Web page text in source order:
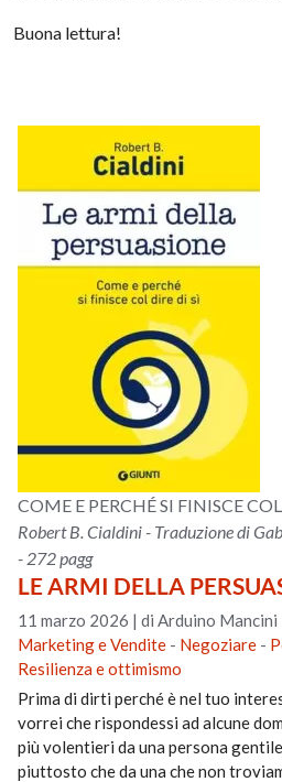
Buona lettura!
COME E PERCHÉ SI FINISCE
Robert B. Cialdini - Traduzione di
- 272 pagg
LE ARMI DELLA
11 marzo 2026 |di Arduino Mancini
Marketing e Vendite - Negoziare -
Resilienza e ottimismo
Prima di dirti perché è nel tuo
vorrei che rispondessi ad alcune
più volentieri da una persona
piuttosto che da una che non